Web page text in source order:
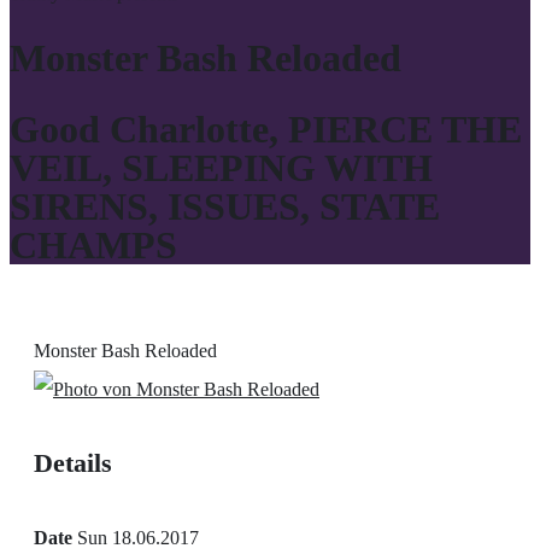
Monster Bash Reloaded
Good Charlotte, PIERCE THE
VEIL, SLEEPING WITH
SIRENS, ISSUES, STATE
CHAMPS
Monster Bash Reloaded
Details
Date Sun 18.06.2017